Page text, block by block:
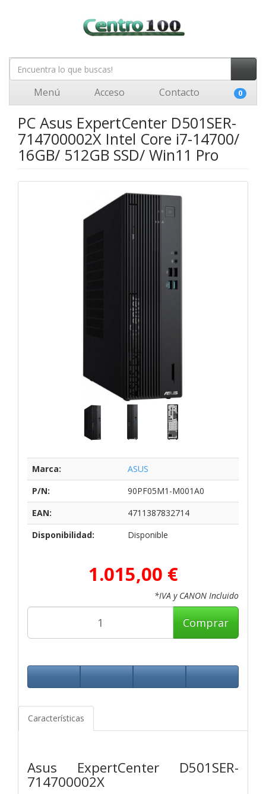
Menú Acceso Contacto 0
PC Asus ExpertCenter D501SER-
714700002X Intel Core i7-14700/
16GB/ 512GB SSD/ Win11 Pro
Marca:
ASUS
P/N:
90PF05M1-M001A0
EAN:
4711387832714
Disponibilidad:
Disponible
1.015,00 €
*IVA y CANON Incluido
Comprar
Características
Asus ExpertCenter D501SER-
714700002X